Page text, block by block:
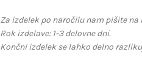
Za izdelek po naročilu nam pišite
Rok izdelave: 1-3 delovne dni.
Končni izdelek se lahko delno